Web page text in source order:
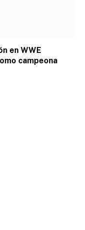
en WWE
campeona